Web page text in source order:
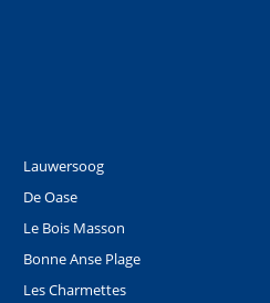
Lauwersoog
De Oase
Le Bois Masson
Bonne Anse Plage
Les Charmettes